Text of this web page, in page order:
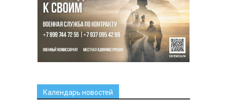
Календарь новостей